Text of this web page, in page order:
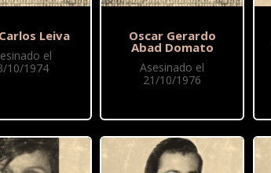
Leiva
el
10/1974
Oscar Gerardo
Abad Domato
Asesinado el
21/10/1976